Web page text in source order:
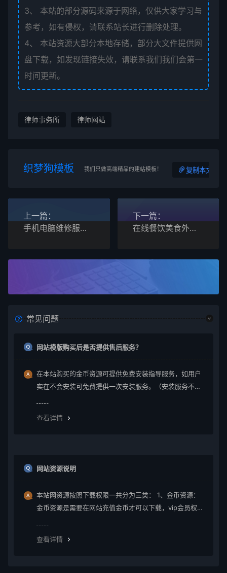
3、
本站的部分源码来源于网络，仅供大家学习与
参考，如有侵权，请联系站长进行删除处理。
4、
本站资源大部分本地存储，部分大文件提供网
盘下载，如发现链接失效，请联系我们我们会第一
时间更新。
律师事务所 律师网站
织梦狗模板 我们只做高端精品的建站模板！ 复制本文链接
上一篇：
手机电脑维修服务公司bootstrap网站模板
下一篇：
在线餐饮美食外卖预订bootstrap网站模板
常见问题
网站模版购买后是否提供售后服务？
在本站购买的金币资源可提供免费安装指导服务，如用户
实在不会安装可免费提供一次安装服务。（安装服务不包
查看详情
网站资源说明
本站网资源按照下载权限一共分为三类： 1、金币资源：
金币资源是需要在网站充值金币才可以下载，vip会员权限
查看详情